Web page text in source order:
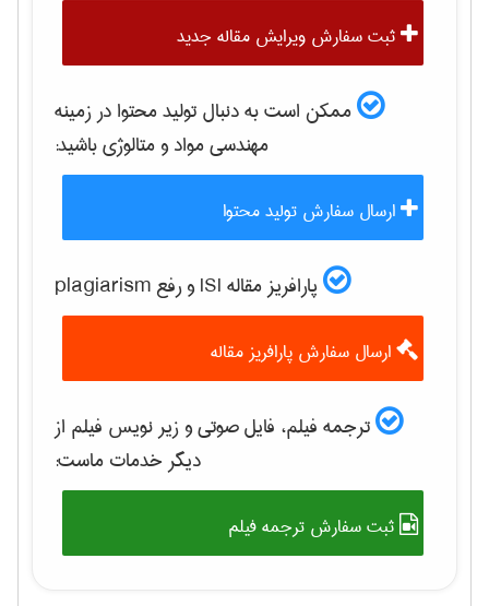
ثبت سفارش ویرایش مقاله جدید
ممکن است به دنبال تولید محتوا در زمینه
مهندسی مواد و متالوژیباشید:
ارسال سفارش تولید محتوا
پارافریز مقاله ISI و رفع plagiarism
ارسال سفارش پارافریز مقاله
ترجمه فیلم، فایل صوتی و زیر نویس فیلم از
دیگر خدمات ماست:
ثبت سفارش ترجمه فیلم